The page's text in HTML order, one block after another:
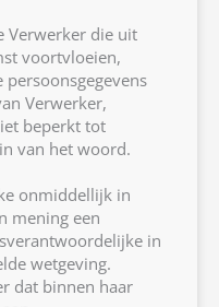
Verwerker die uit
voortvloeien,
Verwerker,
beperkt tot
van het woord.
onmiddellijk in
mening een
in
wetgeving.
dat binnen haar